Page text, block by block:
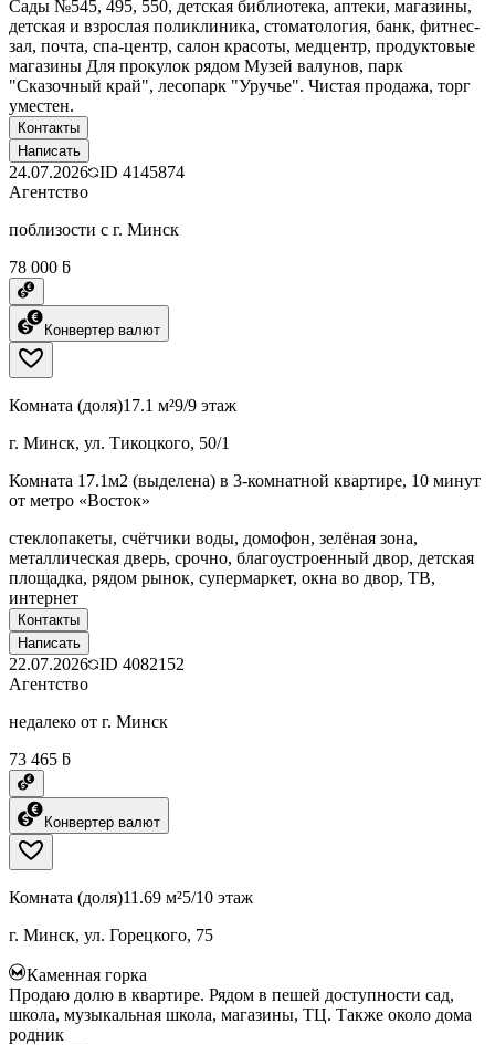
Сады №545, 495, 550, детская библиотека, аптеки, магазины,
детская и взрослая поликлиника, стоматология, банк, фитнес-
зал, почта, спа-центр, салон красоты, медцентр, продуктовые
магазины Для прокулок рядом Музей валунов, парк
"Сказочный край", лесопарк "Уручье". Чистая продажа, торг
уместен.
Контакты
Написать
24.07.2026 ID 4145874
Агентство
поблизости с г. Минск
78 000 ƃ
Конвертер валют
Комната (доля)17.1 м²9/9 этаж
г. Минск, ул. Тикоцкого, 50/1
Комната 17.1м2 (выделена) в 3-комнатной квартире, 10 минут
от метро «Восток»
стеклопакеты, счётчики воды, домофон, зелёная зона,
металлическая дверь, срочно, благоустроенный двор, детская
площадка, рядом рынок, супермаркет, окна во двор, ТВ,
интернет
Контакты
Написать
22.07.2026 ID 4082152
Агентство
недалеко от г. Минск
73 465 ƃ
Конвертер валют
Комната (доля)11.69 м²5/10 этаж
г. Минск, ул. Горецкого, 75
Каменная горка
Продаю долю в квартире. Рядом в пешей доступности сад,
школа, музыкальная школа, магазины, ТЦ. Также около дома
родник